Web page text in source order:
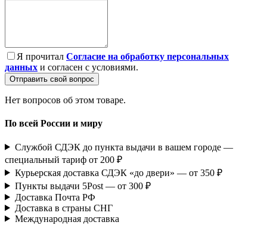
Я прочитал Согласие на обработку персональных
данных и согласен с условиями.
Отправить свой вопрос
Нет вопросов об этом товаре.
По всей России и миру
Службой СДЭК до пункта выдачи в вашем городе —
специальный тариф от 200 ₽
Курьерская доставка СДЭК «до двери» — от 350 ₽
Пункты выдачи 5Post — от 300 ₽
Доставка Почта РФ
Доставка в страны СНГ
Международная доставка